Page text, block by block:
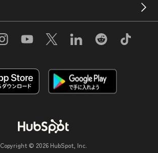
Copyright © 2026 HubSpot, Inc.